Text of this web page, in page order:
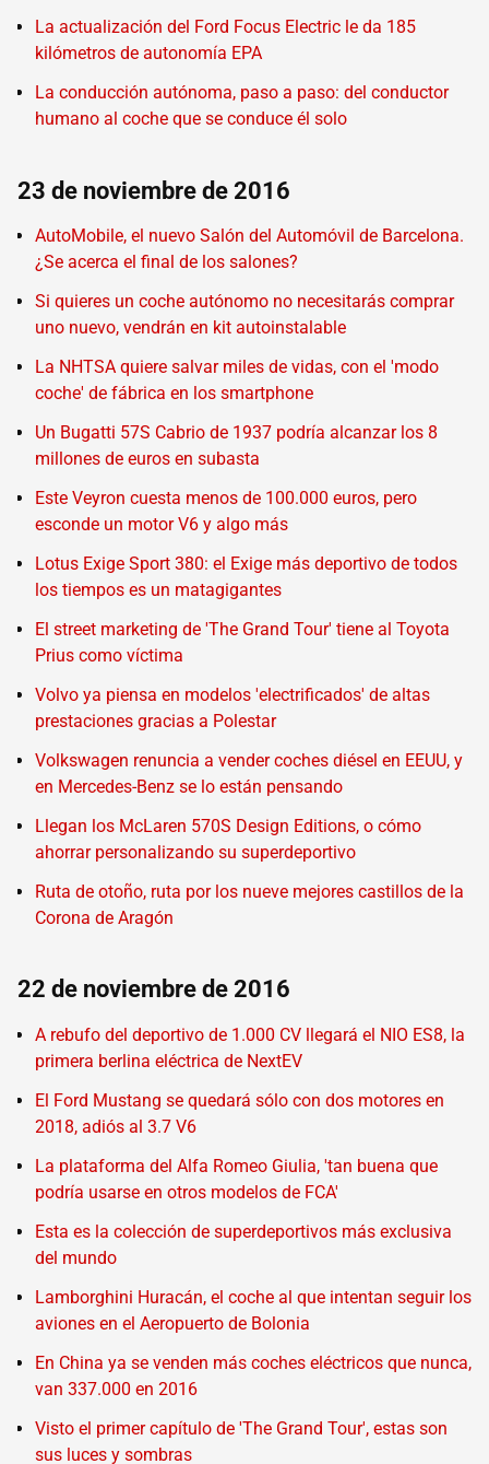
La actualización del Ford Focus Electric le da 185
kilómetros de autonomía EPA
La conducción autónoma, paso a paso: del conductor
humano al coche que se conduce él solo
23 de noviembre de 2016
AutoMobile, el nuevo Salón del Automóvil de Barcelona.
¿Se acerca el final de los salones?
Si quieres un coche autónomo no necesitarás comprar
uno nuevo, vendrán en kit autoinstalable
La NHTSA quiere salvar miles de vidas, con el 'modo
coche' de fábrica en los smartphone
Un Bugatti 57S Cabrio de 1937 podría alcanzar los 8
millones de euros en subasta
Este Veyron cuesta menos de 100.000 euros, pero
esconde un motor V6 y algo más
Lotus Exige Sport 380: el Exige más deportivo de todos
los tiempos es un matagigantes
El street marketing de 'The Grand Tour' tiene al Toyota
Prius como víctima
Volvo ya piensa en modelos 'electrificados' de altas
prestaciones gracias a Polestar
Volkswagen renuncia a vender coches diésel en EEUU, y
en Mercedes-Benz se lo están pensando
Llegan los McLaren 570S Design Editions, o cómo
ahorrar personalizando su superdeportivo
Ruta de otoño, ruta por los nueve mejores castillos de la
Corona de Aragón
22 de noviembre de 2016
A rebufo del deportivo de 1.000 CV llegará el NIO ES8, la
primera berlina eléctrica de NextEV
El Ford Mustang se quedará sólo con dos motores en
2018, adiós al 3.7 V6
La plataforma del Alfa Romeo Giulia, 'tan buena que
podría usarse en otros modelos de FCA'
Esta es la colección de superdeportivos más exclusiva
del mundo
Lamborghini Huracán, el coche al que intentan seguir los
aviones en el Aeropuerto de Bolonia
En China ya se venden más coches eléctricos que nunca,
van 337.000 en 2016
Visto el primer capítulo de 'The Grand Tour', estas son
sus luces y sombras